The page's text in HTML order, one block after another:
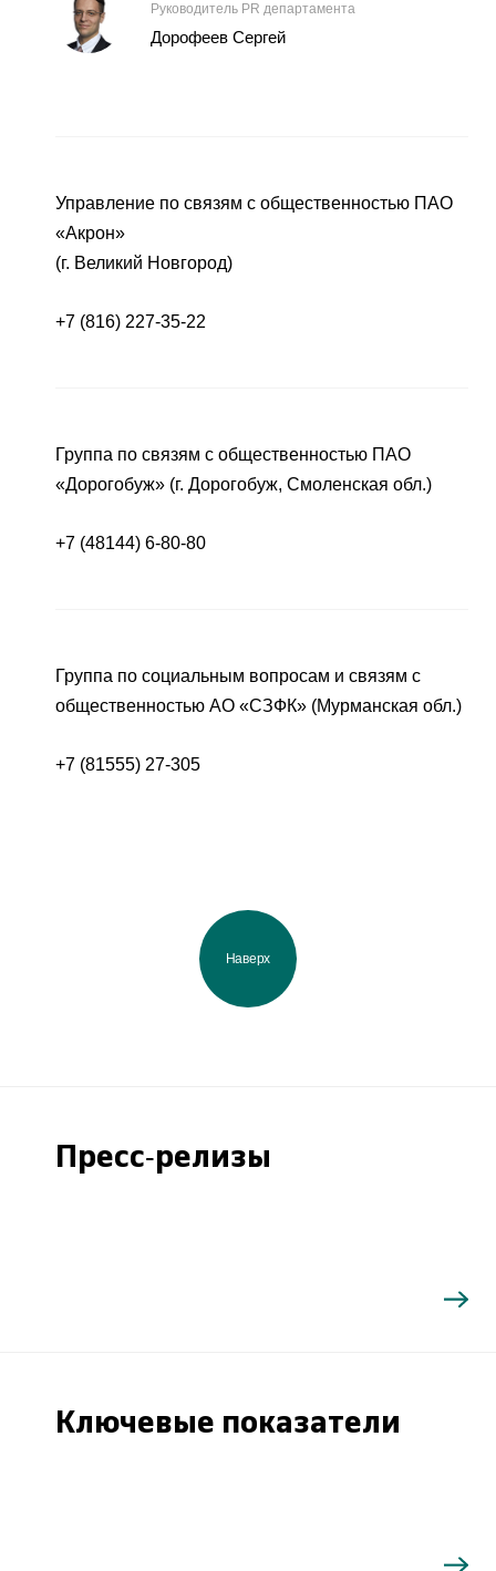
Руководитель PR департамента
Дорофеев Сергей
Управление по связям с общественностью ПАО
«Акрон»
(г. Великий Новгород)
+7 (816) 227-35-22
Группа по связям с общественностью ПАО
«Дорогобуж» (г. Дорогобуж, Смоленская обл.)
+7 (48144) 6-80-80
Группа по социальным вопросам и связям с
общественностью АО «СЗФК» (Мурманская обл.)
+7 (81555) 27-305
Наверх
Пресс-релизы
Ключевые показатели